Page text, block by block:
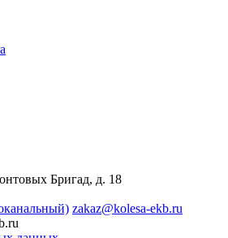
Бригад, д. 18
zakaz@kolesa-ekb.ru